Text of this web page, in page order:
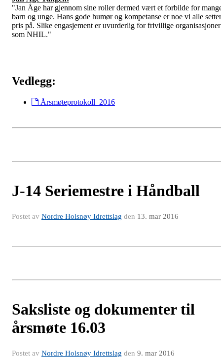
"Jan Åge har gjennom sine roller dermed vært et forbilde for
barn og unge. Hans gode humør og kompetanse er noe vi alle setter
pris på. Slike engasjement er uvurderlig for frivillige organisasjoner
som NHIL."
Vedlegg:
Årsmøteprotokoll_2016
J-14 Seriemestre i Håndball
Postet av Nordre Holsnøy Idrettslag den 13. mar 2016
Saksliste og dokumenter til
årsmøte 16.03
Postet av Nordre Holsnøy Idrettslag den 9. mar 2016